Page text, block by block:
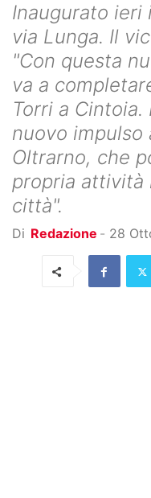
Inaugurato ieri
via Lunga. Il
"Con questa
va a
Torri a
nuovo impulso
Oltrarno, che
propria attività
città".
Di Redazione - 28